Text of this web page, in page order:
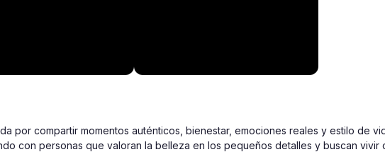
por compartir momentos auténticos, bienestar, emociones reales y estilo de
con personas que valoran la belleza en los pequeños detalles y buscan vivir